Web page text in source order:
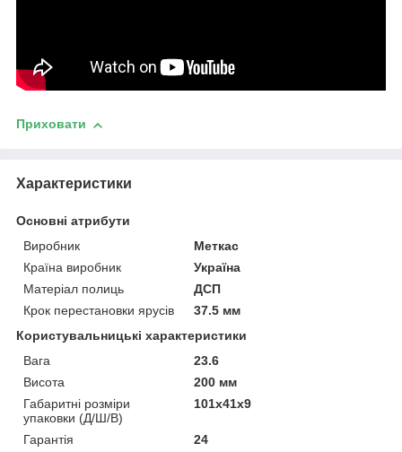
Приховати
Характеристики
Основні атрибути
Виробник
Меткас
Країна виробник
Україна
Матеріал полиць
ДСП
Крок перестановки ярусів
37.5 мм
Користувальницькі характеристики
Вага
23.6
Висота
200 мм
Габаритні розміри
упаковки (Д/Ш/В)
101х41х9
Гарантія 24